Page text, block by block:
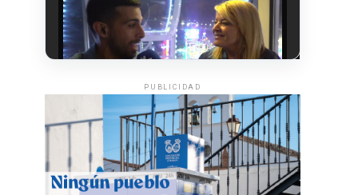
5º DÍA DE LAS FIESTAS COLOMBINAS
2026
·Huelvatv
PUBLICIDAD